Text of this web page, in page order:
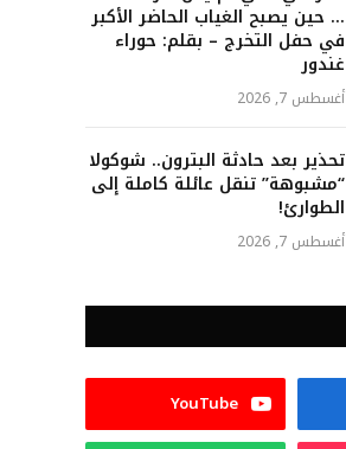
… حين يصبح الغياب الحاضر الأكبر
في حفل التخرج – بقلم: حوراء
غندور
أغسطس 7, 2026
تحذير بعد حادثة البترون.. شوكولا
“مشبوهة” تنقل عائلة كاملة إلى
الطوارئ!
أغسطس 7, 2026
YouTube